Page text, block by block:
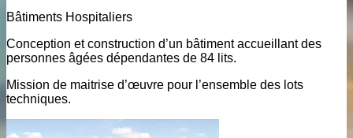
Bâtiments Hospitaliers
Conception et construction d’un bâtiment accueillant des
personnes âgées dépendantes de 84 lits.
Mission de maitrise d’œuvre pour l’ensemble des lots
techniques.